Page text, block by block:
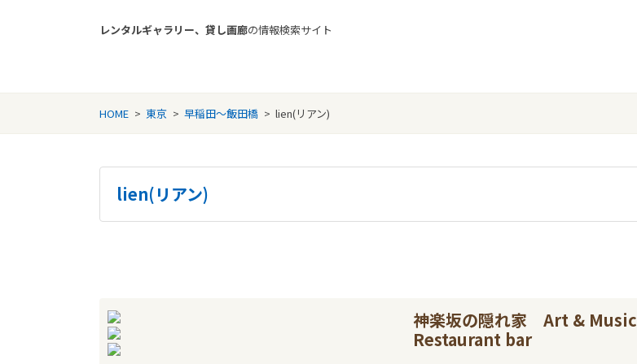
レンタルギャラリー、貸し画廊の情報検索サイト
HOME > 東京 > 早稲田～飯田橋 > lien(リアン)
lien(リアン)
神楽坂の隠れ家 Art & Music
Restaurant bar